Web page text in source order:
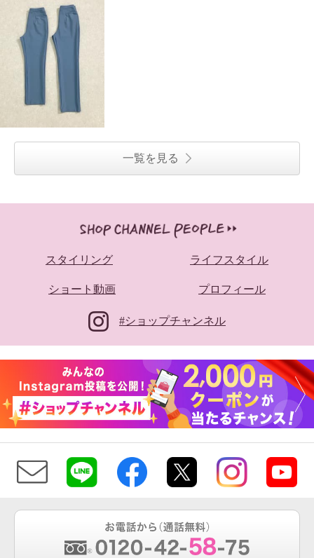
一覧を見る
スタイリング ライフスタイル
ショート動画 プロフィール
#ショップチャンネル